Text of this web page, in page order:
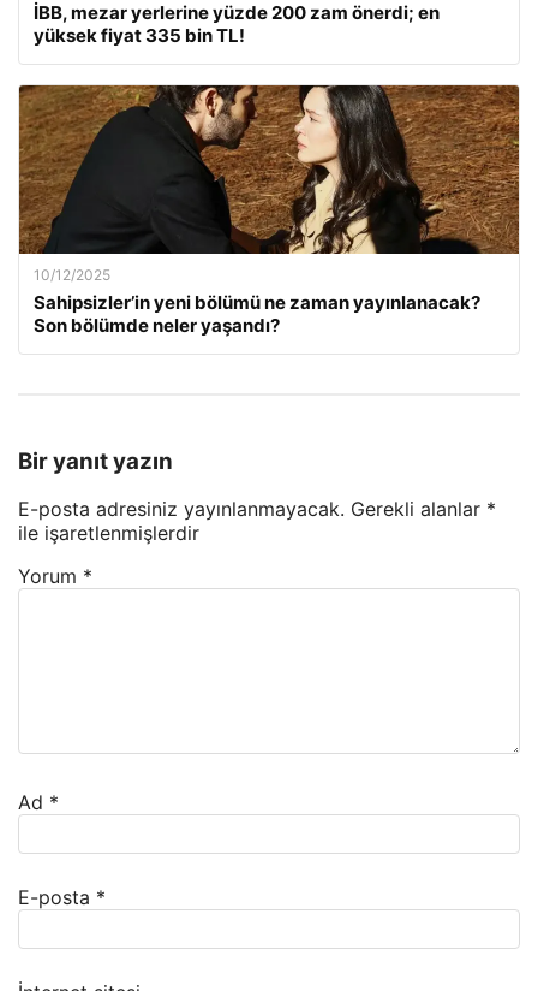
İBB, mezar yerlerine yüzde 200 zam önerdi; en
yüksek fiyat 335 bin TL!
10/12/2025
Sahipsizler’in yeni bölümü ne zaman yayınlanacak?
Son bölümde neler yaşandı?
Bir yanıt yazın
E-posta adresiniz yayınlanmayacak. Gerekli alanlar *
ile işaretlenmişlerdir
Yorum *
Ad *
E-posta *